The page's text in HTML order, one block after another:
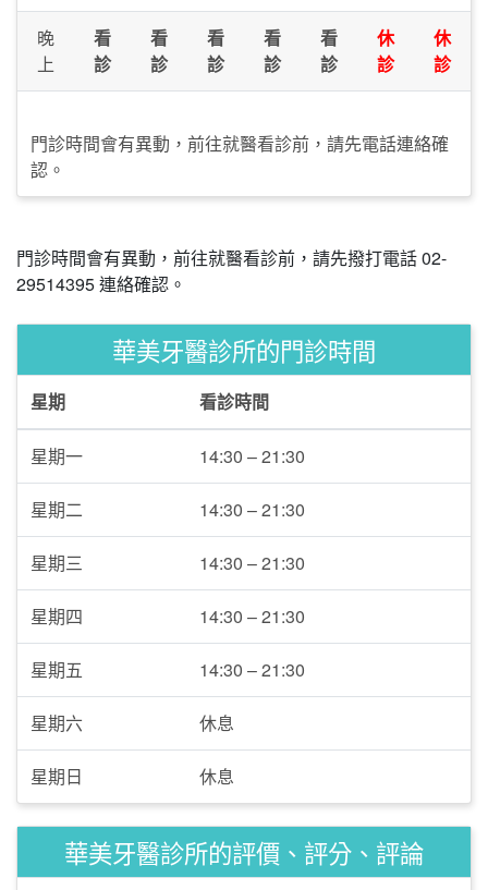
晚
上
看
診
看
診
看
診
看
診
看
診
休
診
休
診
門診時間會有異動，前往就醫看診前，請先電話連絡確
認。
門診時間會有異動，前往就醫看診前，請先撥打電話 02-
29514395 連絡確認。
華美牙醫診所的門診時間
星期 看診時間
星期一 14:30 – 21:30
星期二 14:30 – 21:30
星期三 14:30 – 21:30
星期四 14:30 – 21:30
星期五 14:30 – 21:30
星期六 休息
星期日 休息
華美牙醫診所的評價、評分、評論